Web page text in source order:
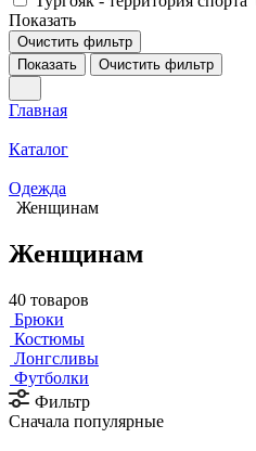
Показать
Очистить фильтр
Показать
Очистить фильтр
Главная
Каталог
Одежда
Женщинам
Женщинам
40 товаров
Брюки
Костюмы
Лонгсливы
Футболки
Фильтр
Сначала популярные